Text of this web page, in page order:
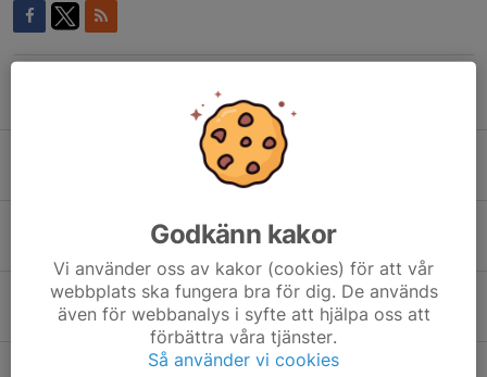
Nominering till styrelse.
Sommarträning
4 maj, 15:35
Ej tränarledd träning Valborgsmässoafton
26 apr, 19:04
Tävling - Haparanda open 2026
Godkänn kakor
Vi använder oss av kakor (cookies) för att vår
webbplats ska fungera bra för dig. De används
även för webbanalys i syfte att hjälpa oss att
förbättra våra tjänster.
Så använder vi cookies